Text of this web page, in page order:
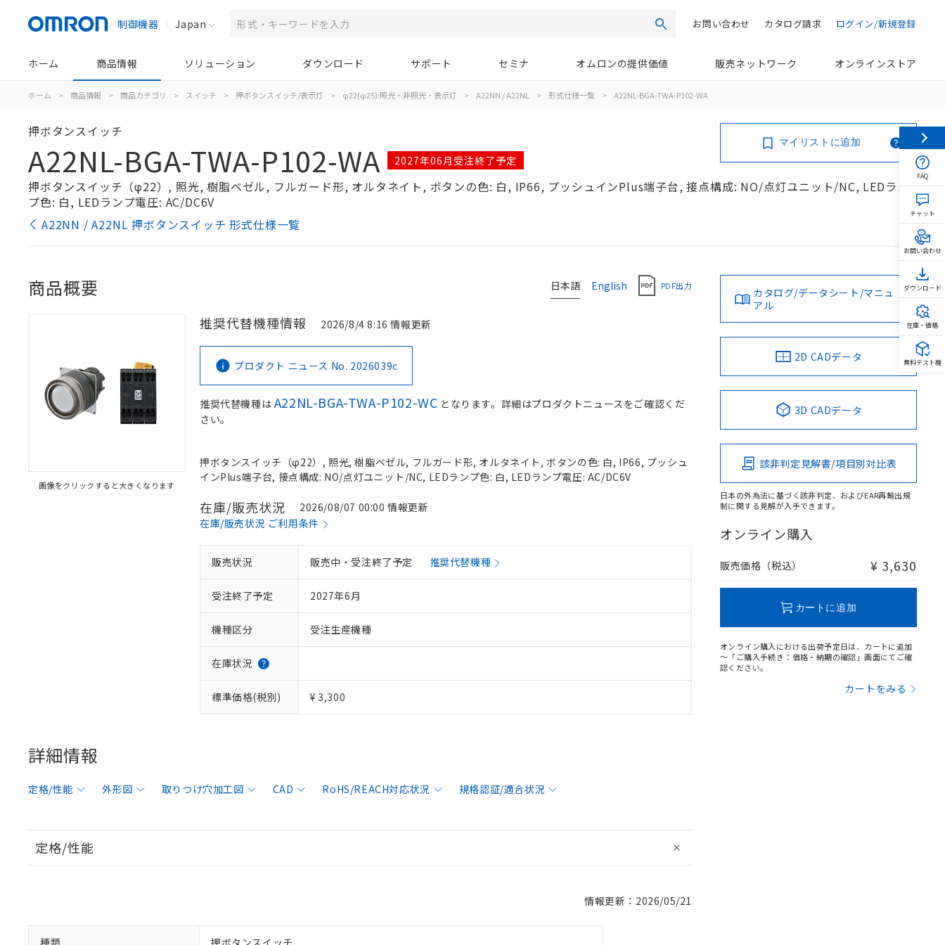
制御機器 Japan 検索 ログイン/新規登録
カタログ請求
お問い合わせ
ホーム 商品情報 ソリューション ダウンロード サポート セミナ オムロンの提供価値 販売ネットワーク オンラインストア
ホーム > 商品情報 > 商品カテゴリ > スイッチ > 押ボタンスイッチ/表示灯 > φ22(φ25):照光・非照光・表示灯 > A22NN / A22NL > 形式仕様一覧 > A22NL-BGA-TWA-P102-WA
押ボタンスイッチ
A22NL-BGA-TWA-P102-WA 2027年06月受注終了予定
押ボタンスイッチ（φ22）, 照光, 樹脂ベゼル, フルガード形, オルタネイト, ボタンの色: 白, IP66, プッシュインPlus端子台, 接点構成: NO/点灯ユニット/NC, LEDラン
プ色: 白, LEDランプ電圧: AC/DC6V
A22NN / A22NL 押ボタンスイッチ 形式仕様一覧
マイリストに追加
日本語 English PDF出力
商品概要
画像をクリックすると大きくなります
推奨代替機種情報 2026/8/4 8:16 情報更新
プロダクト ニュース No. 2026039c
推奨代替機種はA22NL-BGA-TWA-P102-WC となります。詳細はプロダクトニュースをご確認くだ
さい。
押ボタンスイッチ（φ22）, 照光, 樹脂ベゼル, フルガード形, オルタネイト, ボタンの色: 白, IP66, プッシュ
インPlus端子台, 接点構成: NO/点灯ユニット/NC, LEDランプ色: 白, LEDランプ電圧: AC/DC6V
在庫/販売状況
2026/08/07 00:00 情報更新
在庫/販売状況 ご利用条件
販売状況 販売中・受注終了予定 推奨代替機種
受注終了予定 2027年6月
機種区分 受注生産機種
在庫状況
標準価格(税別) ¥ 3,300
詳細情報
定格/性能 外形図 取りつけ穴加工図 CAD RoHS/REACH対応状況 規格認証/適合状況
定格/性能
情報更新：2026/05/21
種類 押ボタンスイッチ
カタログ/データシート/マニュ
アル
2D CADデータ
3D CADデータ
該非判定見解書/項目別対比表
日本の外為法に基づく該非判定、およびEAR再輸出規
制に関する見解が入手できます。
オンライン購入
販売価格（税込） ¥ 3,630
カートに追加
オンライン購入における出荷予定日は、カートに追加
～「ご購入手続き：価格・納期の確認」画面にてご確
認ください。
カートをみる
FAQ
チャット
お問い合わせ
ダウンロード
在庫・価格
無料テスト機